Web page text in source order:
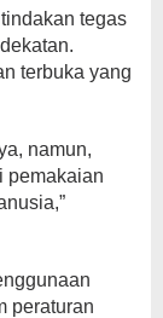
tegas
terbuka yang
namun,
pemakaian
peraturan